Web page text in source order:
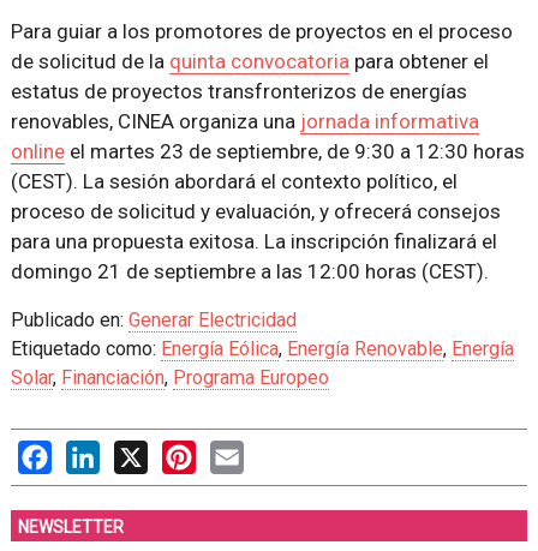
Para guiar a los promotores de proyectos en el proceso
de solicitud de la quinta convocatoria para obtener el
estatus de proyectos transfronterizos de energías
renovables, CINEA organiza una jornada informativa
onlineel martes 23 de septiembre, de 9:30 a 12:30 horas
(CEST). La sesión abordará el contexto político, el
proceso de solicitud y evaluación, y ofrecerá consejos
para una propuesta exitosa. La inscripción finalizará el
domingo 21 de septiembre a las 12:00 horas (CEST).
Publicado en: Generar Electricidad
Etiquetado como: Energía Eólica, Energía Renovable, Energía
Solar, Financiación, Programa Europeo
FacebookLinkedIn
X PinterestEmail
NEWSLETTER